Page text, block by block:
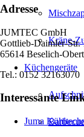
Kräne-
Küchengeräte
Barbecue
Adresse
JUMTEC GmbH
Gottlieb-Daimler-Str.
65614 Beselich-
Tel.: 0152 32163070
Interessante
Juma